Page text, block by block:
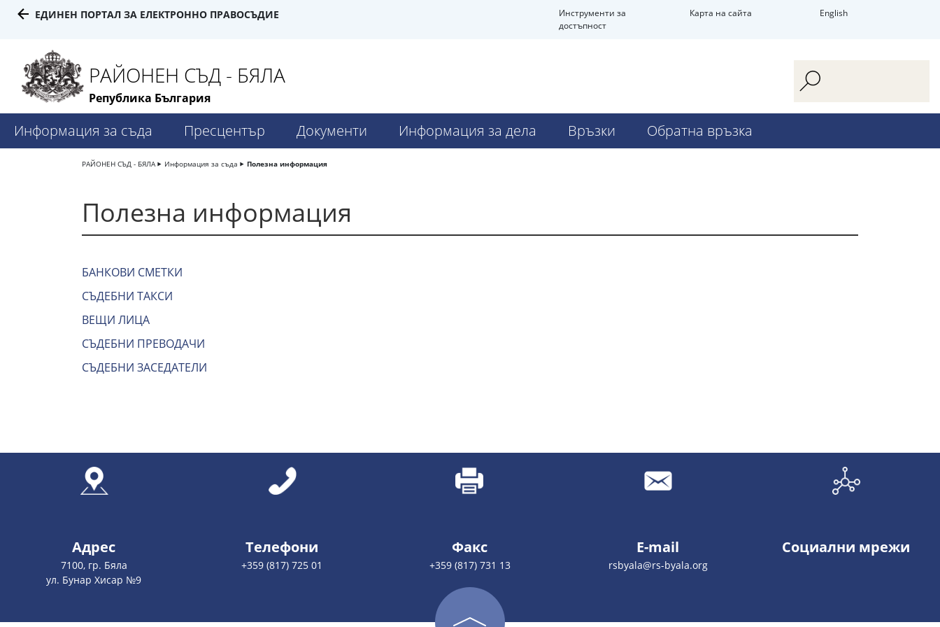
ЕДИНЕН ПОРТАЛ ЗА ЕЛЕКТРОННО ПРАВОСЪДИЕ
Инструменти за
достъпност
Карта на сайта English
РАЙОНЕН СЪД - БЯЛА
Република България
Информация за съда Пресцентър Документи Информация за дела Връзки Обратна връзка
РАЙОНЕН СЪД - БЯЛА Информация за съда Полезна информация
Полезна информация
БАНКОВИ СМЕТКИ
СЪДЕБНИ ТАКСИ
ВЕЩИ ЛИЦА
СЪДЕБНИ ПРЕВОДАЧИ
СЪДЕБНИ ЗАСЕДАТЕЛИ
Адрес
7100, гр. Бяла
ул. Бунар Хисар №9
Телефони
+359 (817) 725 01
Факс
+359 (817) 731 13
E-mail
rsbyala@rs-byala.org
Социални мрежи